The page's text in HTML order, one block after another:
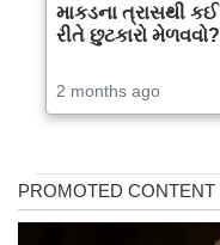
માકડના ત્રાસથી કઈ
રીતે છુટકારો મેળવવો?
2 months ago